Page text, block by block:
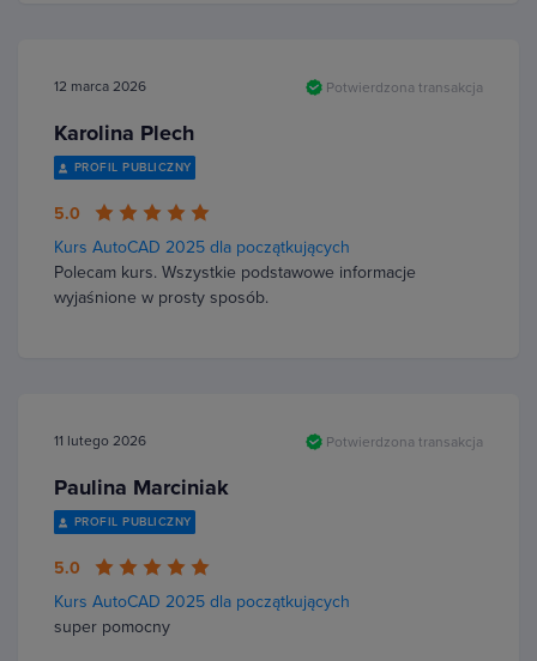
12 marca 2026 Potwierdzona transakcja
Karolina Plech
PROFIL PUBLICZNY
5.0
Kurs AutoCAD 2025 dla początkujących
Polecam kurs. Wszystkie podstawowe informacje
wyjaśnione w prosty sposób.
11 lutego 2026 Potwierdzona transakcja
Paulina Marciniak
PROFIL PUBLICZNY
5.0
Kurs AutoCAD 2025 dla początkujących
super pomocny